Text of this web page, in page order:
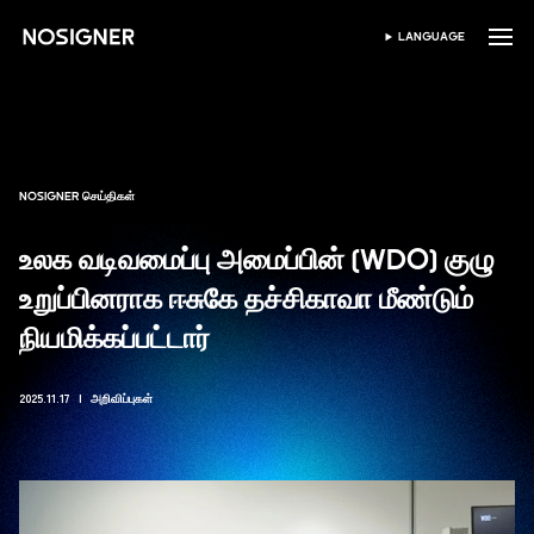
முகப்பு மொழியைத் தேர்ந்தெடுக்கவும்
LANGUAGE
NOSIGNER செய்திகள்
உலக வடிவமைப்பு அமைப்பின் (WDO) குழு
உறுப்பினராக ஈசுகே தச்சிகாவா மீண்டும்
நியமிக்கப்பட்டார்
2025.11.17 அறிவிப்புகள்